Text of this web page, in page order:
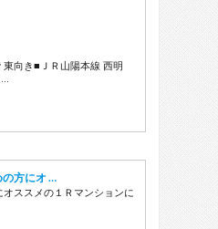
向き■ＪＲ山陽本線 西明
…
の方にオ …
ススメの１Ｒマンションに